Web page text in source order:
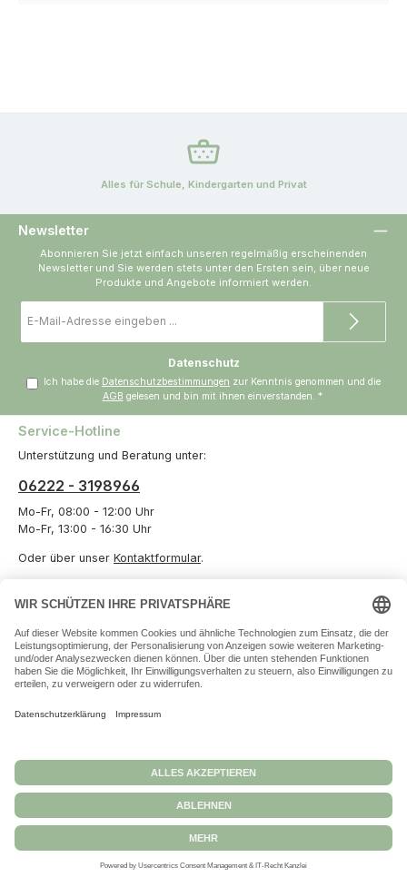
Alles für Schule, Kindergarten und Privat
Newsletter
Abonnieren Sie jetzt einfach unseren regelmäßig erscheinenden
Newsletter und Sie werden stets unter den Ersten sein, über neue
Produkte und Angebote informiert werden.
Mail-
Datenschutz
Ich habe die Datenschutzbestimmungen
zur Kenntnis genommen und die
AGB gelesen und bin mit ihnen einverstanden. *
Service-Hotline
Unterstützung und Beratung unter:
06222 - 3198966
Mo-Fr, 08:00 - 12:00 Uhr
Mo-Fr, 13:00 - 16:30 Uhr
Oder über unser Kontaktformular.
Vertrag widerrufen
Informationen
Unternehmen
Datenschutz
Versand und Zahlung
Allgemeine Geschäftsbedingungen
Widerrufsbelehrungen
Nachnahmegebühren, wenn nicht anders angegeben.